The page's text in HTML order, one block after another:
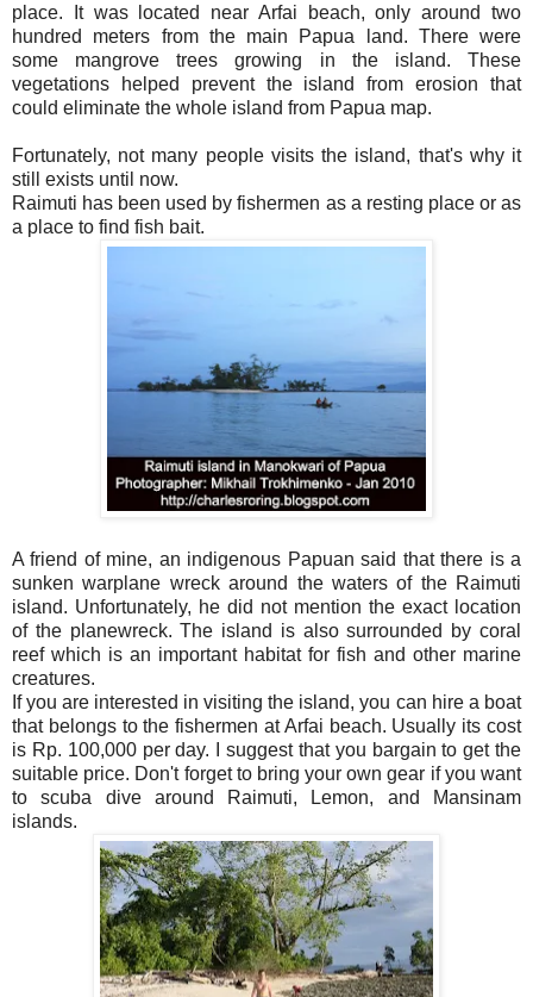
place. It was located near Arfai beach, only around two
hundred meters from the main Papua land. There were
some mangrove trees growing in the island. These
vegetations helped prevent the island from erosion that
could eliminate the whole island from Papua map.
Fortunately, not many people visits the island, that's why it
still exists until now.
Raimuti has been used by fishermen as a resting place or as
a place to find fish bait.
A friend of mine, an indigenous Papuan said that there is a
sunken warplane wreck around the waters of the Raimuti
island. Unfortunately, he did not mention the exact location
of the planewreck. The island is also surrounded by coral
reef which is an important habitat for fish and other marine
creatures.
If you are interested in visiting the island, you can hire a boat
that belongs to the fishermen at Arfai beach. Usually its cost
is Rp. 100,000 per day. I suggest that you bargain to get the
suitable price. Don't forget to bring your own gear if you want
to scuba dive around Raimuti, Lemon, and Mansinam
islands.